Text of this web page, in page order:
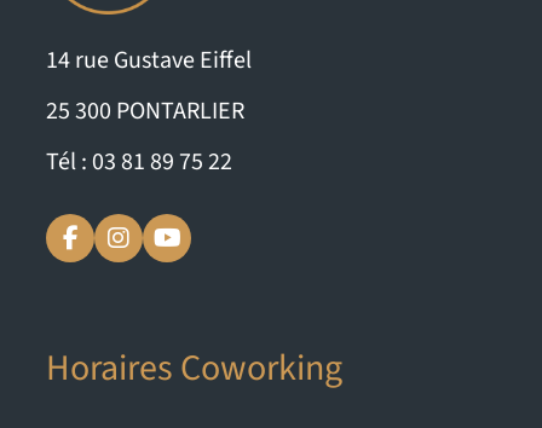
14 rue Gustave Eiffel
25 300 PONTARLIER
Tél : 03 81 89 75 22
Horaires Coworking